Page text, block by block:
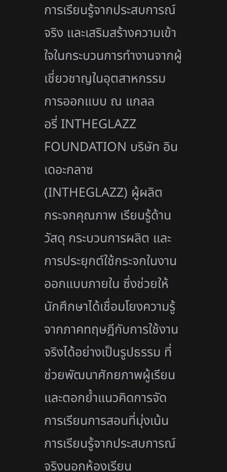
การเรียนรู้จากประสบการณ์
จริง และเสริมสร้างความเข้า
ใจในกระบวนการทำงานจากผู้
เชี่ยวชาญในอุตสาหกรรม
การออกแบบ ณ แกลล
อรี่ INTHEGLAZZ
FOUNDATION บริษัท อิน
เดอะกลาซ
(INTHEGLAZZ) ผู้ผลิต
กระจกคุณภาพ เรียนรู้ด้าน
วัสดุ กระบวนการผลิต และ
การประยุกต์ใช้กระจกในงาน
ออกแบบภายใน ซึ่งช่วยให้
นักศึกษาได้เชื่อมโยงความรู้
จากภาคทฤษฎีกับการใช้งาน
จริงได้อย่างเป็นรูปธรรม ที่
ช่วยพัฒนาศักยภาพผู้เรียน
และตอกย้ำแนวคิดการจัด
การเรียนการสอนที่มุ่งเน้น
การเรียนรู้จากประสบการณ์
จริงนอกห้องเรียน